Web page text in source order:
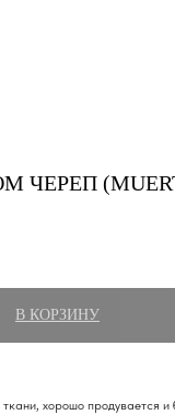
ЧЕРЕП
В КОРЗИНУ
хорошо продувается и